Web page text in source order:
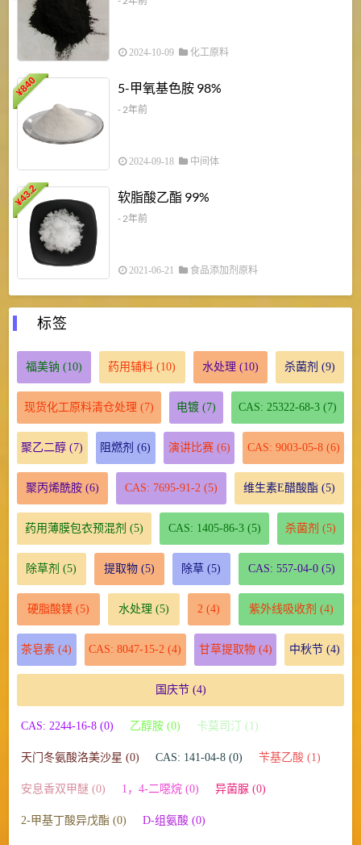
2024-10-09 化工原料
¥
840 5-甲氧基色胺 98%
- 2年前
2024-09-18 中间体
¥
43.2 软脂酸乙酯 99%
- 2年前
2021-06-21 食品添加剂原料
标签
福美钠 (10) 药用辅料 (10) 水处理 (10) 杀菌剂 (9)
现货化工原料清仓处理 (7) 电镀 (7) CAS: 25322-68-3 (7)
聚乙二醇 (7) 阻燃剂 (6) 演讲比赛(6) CAS: 9003-05-8(6)
聚丙烯酰胺(6) CAS: 7695-91-2 (5) 维生素E醋酸酯 (5)
药用薄膜包衣预混剂 (5) CAS: 1405-86-3(5) 杀菌剂 (5)
除草剂 (5) 提取物(5) 除草 (5) CAS: 557-04-0(5)
硬脂酸镁(5) 水处理 (5) 2 (4) 紫外线吸收剂 (4)
茶皂素 (4) CAS: 8047-15-2 (4) 甘草提取物(4) 中秋节(4)
国庆节(4)
CAS: 2244-16-8 (0) 乙醇胺 (0) 卡莫司汀 (1)
天门冬氨酸洛美沙星 (0) CAS: 141-04-8 (0) 苄基乙酸 (1)
安息香双甲醚 (0) 1，4-二噁烷 (0) 异菌脲 (0)
2-甲基丁酸异戊酯 (0) D-组氨酸 (0)